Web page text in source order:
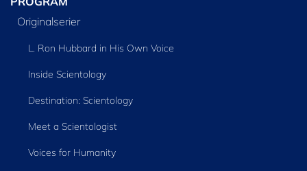
Originalserier
L. Ron Hubbard in His Own Voice
Inside Scientology
Destination: Scientology
Meet a Scientologist
Voices for Humanity